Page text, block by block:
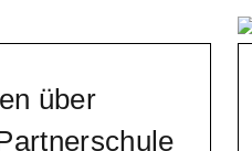
über